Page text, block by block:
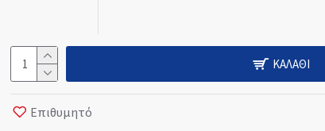
ΚΑΛΆΘΙ
Επιθυμητό